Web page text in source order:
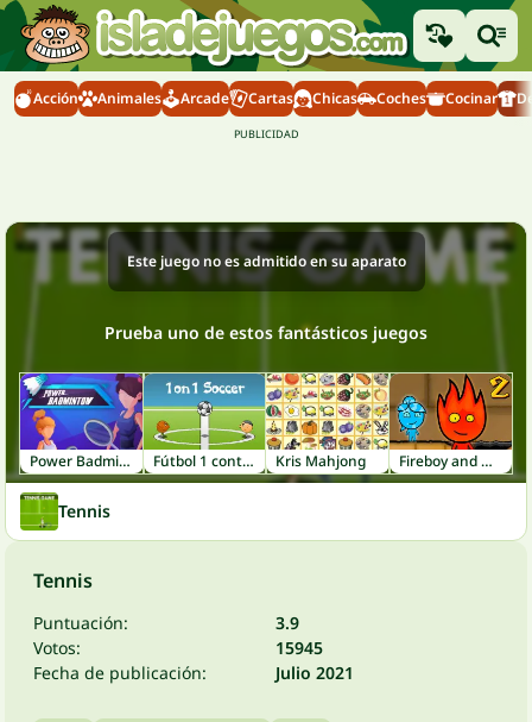
Acción Animales Arcade Cartas Chicas Coches Cocinar
Este juego no es admitido en su aparato
Prueba uno de estos fantásticos juegos
Power Badminton Fútbol 1 contra 1 Kris Mahjong Fireboy and Watergirl 2: Light Temple
Tennis
Tennis
Puntuación:
3.9
Votos:
15945
Fecha de publicación:
Julio 2021